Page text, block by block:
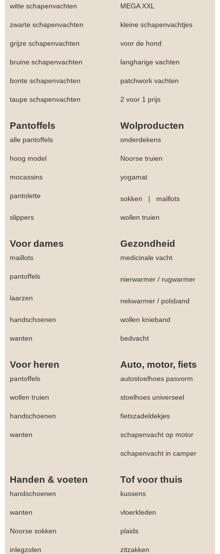
witte schapenvachten MEGA XXL
zwarte schapenvachten kleine schapenvachtjes
grijze schapenvachten voor de hond
bruine schapenvachten langharige vachten
bonte schapenvachten patchwork vachten
taupe schapenvachten 2 voor 1 prijs
Pantoffels Wolproducten
alle pantoffels onderdekens
hoog model Noorse truien
mocassins yogamat
pantolette sokken | maillots
slippers wollen truien
Voor dames Gezondheid
maillots medicinale vacht
pantoffels nierwarmer / rugwarmer
laarzen nekwarmer / polsband
handschoenen wollen knieband
wanten bedvacht
Voor heren Auto, motor, fiets
pantoffels autostoelhoes pasvorm
wollen truien stoelhoes universeel
handschoenen fietszadeldekjes
wanten schapenvacht op motor
schapenvacht in camper
Handen & voeten Tof voor thuis
handschoenen kussens
wanten vloerkleden
Noorse sokken plaids
inlegzolen zitzakken